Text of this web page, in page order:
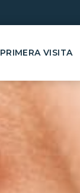
PRIMERA VISITA